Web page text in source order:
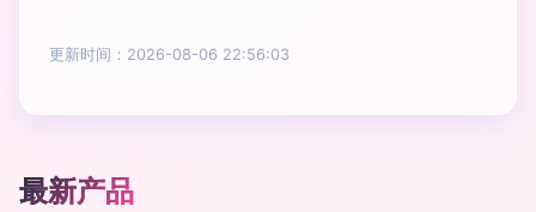
更新时间：2026-08-06 22:56:03
最新产品